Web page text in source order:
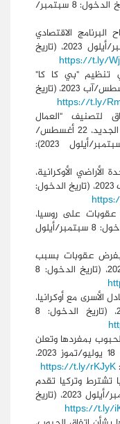
تركيا الآن، 7 سبتمبر/أيلول 2023، (تاريخ الدخول: 8 سبتمبر/
الاقتصادي
متوسط المدى، يني شفق، 8 سبتمبر/أيلول 2023، (تاريخ
https://t.ly/
تنظيم "بي كا كا"
الإرهابي، وكالة الأناضول للأنباء، 19 أغسطس/آب 2023، (تاريخ
https://t.ly/
لتصنيف "العمال
الكردستاني" كتنظيم إرهابي، العربي الجديد، 22 أغسطس/
الأوكرانية،
وكالة الأناضول للأنباء، 23 أغسطس/آب 2023، (تاريخ الدخول:
على روسيا،
الميادين، 29 مايو/أيار 2023، (تاريخ الدخول: 8 سبتمبر/أيلول
بفرض عقوبات بسبب
روسيا، ترك برس، 18 أغسطس/آب 2023، (تاريخ الدخول: 8
الأسرى مع أوكرانيا،
الجزيرة مباشر، 8 يوليو/تموز 2023، (تاريخ الدخول: 8
بمفردها وتعلن
انتهاء الضمانات الأمنية، الجزيرة نت، 18 يوليو/تموز 2023،
https://t.ly/rKJyK
تشترط وتركيا تقدم
"اقتراحات جديدة"، عرب 48، 4 سبتمبر/أيلول 2023، (تاريخ
https://t.ly/